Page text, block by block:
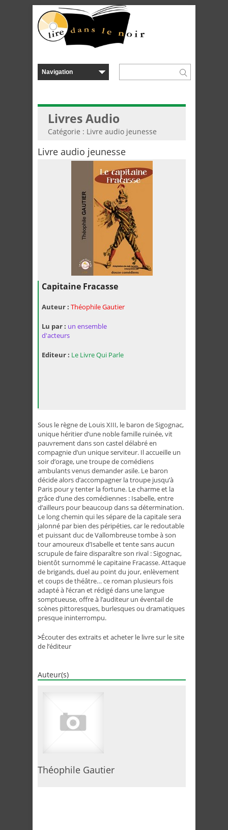
Livres Audio
Catégorie : Livre audio jeunesse
Livre audio jeunesse
Capitaine Fracasse
Auteur : Théophile Gautier
Lu par : un ensemble
d'acteurs
Editeur : Le Livre Qui Parle
Sous le règne de Louis XIII, le baron de Sigognac,
unique héritier d’une noble famille ruinée, vit
pauvrement dans son castel délabré en
compagnie d’un unique serviteur. Il accueille un
soir d’orage, une troupe de comédiens
ambulants venus demander asile. Le baron
décide alors d’accompagner la troupe jusqu’à
Paris pour y tenter la fortune. Le charme et la
grâce d’une des comédiennes : Isabelle, entre
d’ailleurs pour beaucoup dans sa détermination.
Le long chemin qui les sépare de la capitale sera
jalonné par bien des péripéties, car le redoutable
et puissant duc de Vallombreuse tombe à son
tour amoureux d’Isabelle et tente sans aucun
scrupule de faire disparaître son rival : Sigognac,
bientôt surnommé le capitaine Fracasse. Attaque
de brigands, duel au point du jour, enlèvement
et coups de théâtre… ce roman plusieurs fois
adapté à l’écran et rédigé dans une langue
somptueuse, offre à l’auditeur un éventail de
scènes pittoresques, burlesques ou dramatiques
presque ininterrompu.
>Écouter des extraits et acheter le livre sur le site
de l’éditeur
Auteur(s)
Théophile Gautier